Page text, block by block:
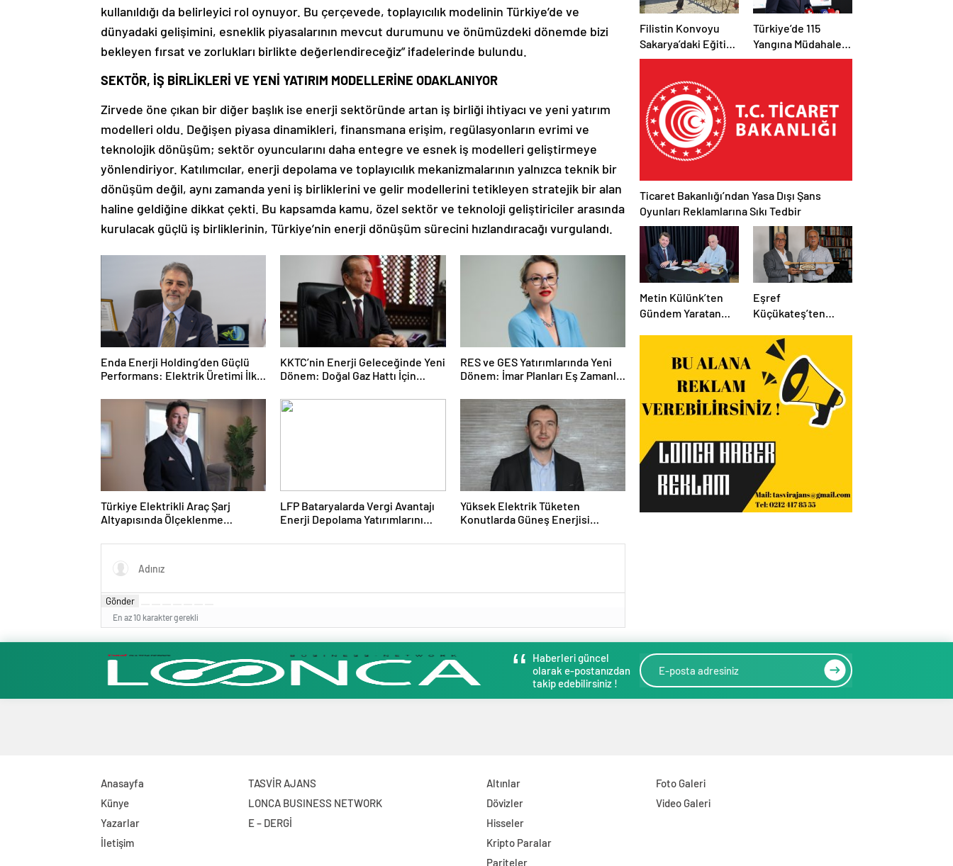
kullanıldığı da belirleyici rol oynuyor. Bu çerçevede, toplayıcılık modelinin Türkiye’de ve
dünyadaki gelişimini, esneklik piyasalarının mevcut durumunu ve önümüzdeki dönemde bizi
bekleyen fırsat ve zorlukları birlikte değerlendireceğiz” ifadelerinde bulundu.
SEKTÖR, İŞ BİRLİKLERİ VE YENİ YATIRIM MODELLERİNE ODAKLANIYOR
Zirvede öne çıkan bir diğer başlık ise enerji sektöründe artan iş birliği ihtiyacı ve yeni yatırım
modelleri oldu. Değişen piyasa dinamikleri, finansmana erişim, regülasyonların evrimi ve
teknolojik dönüşüm; sektör oyuncularını daha entegre ve esnek iş modelleri geliştirmeye
yönlendiriyor. Katılımcılar, enerji depolama ve toplayıcılık mekanizmalarının yalnızca teknik bir
dönüşüm değil, aynı zamanda yeni iş birliklerini ve gelir modellerini tetikleyen stratejik bir alan
haline geldiğine dikkat çekti. Bu kapsamda kamu, özel sektör ve teknoloji geliştiriciler arasında
kurulacak güçlü iş birliklerinin, Türkiye’nin enerji dönüşüm sürecini hızlandıracağı vurgulandı.
Enda Enerji Holding’den Güçlü
Performans: Elektrik Üretimi İlk
KKTC’nin Enerji Geleceğinde Yeni
Dönem: Doğal Gaz Hattı İçin
RES ve GES Yatırımlarında Yeni
Dönem: İmar Planları Eş Zamanlı
Türkiye Elektrikli Araç Şarj
Altyapısında Ölçeklenme
LFP Bataryalarda Vergi Avantajı
Enerji Depolama Yatırımlarını
Yüksek Elektrik Tüketen
Konutlarda Güneş Enerjisi
Gönder
En az 10 karakter gerekli
Filistin Konvoyu
Sakarya’daki Eğitim
Kampını
Etabı Başlıyor
Türkiye’de 115
Yangına Müdahale
Edildi: 110’u Kontrol
Ticaret Bakanlığı’ndan Yasa Dışı Şans
Oyunları Reklamlarına Sıkı Tedbir
Metin Külünk’ten
Gündem Yaratan
Siyasete İlişkin
Mesajlar
Eşref
Küçükateş’ten
Hüseyin Avni
Mutlu’ya Anlamlı
Ziyaret
Haberleri güncel
olarak e-postanızdan
takip edebilirsiniz !
Anasayfa
Künye
Yazarlar
İletişim
TASVİR AJANS
LONCA BUSINESS NETWORK
E – DERGİ
Altınlar
Dövizler
Hisseler
Kripto Paralar
Pariteler
Foto Galeri
Video Galeri